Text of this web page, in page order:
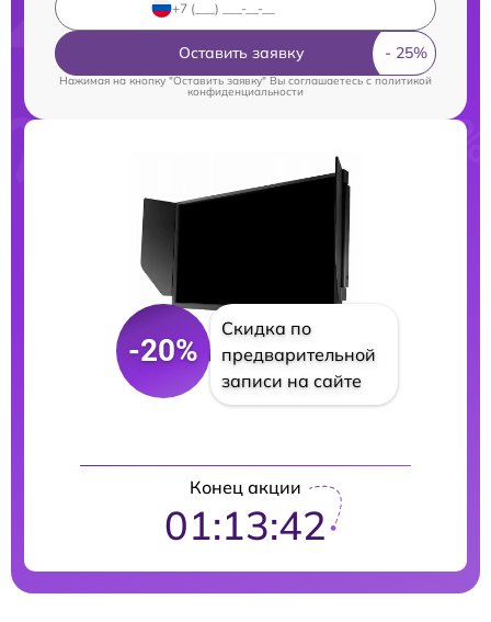
Оставить заявку
Нажимая на кнопку "Оставить заявку" Вы соглашаетесь cполитикой
конфиденциальности
-20%
Скидка по
предварительной
записи на сайте
Конец акции
01:13:40